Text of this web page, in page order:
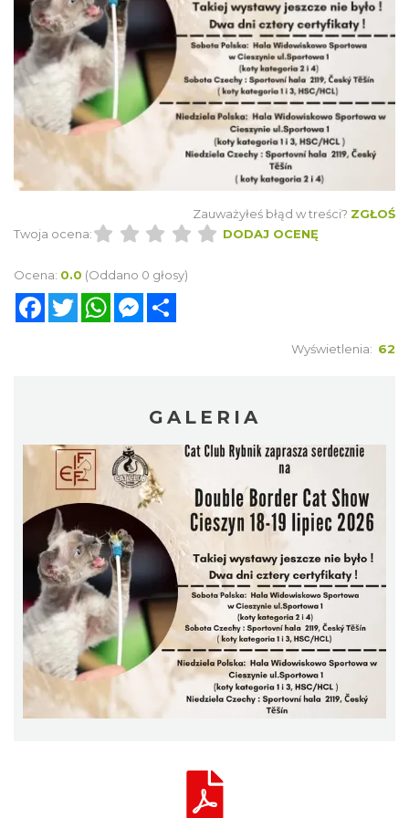
Zauważyłeś błąd w treści? ZGŁOŚ
Twoja ocena:
DODAJ OCENĘ
Ocena: 0.0 (Oddano 0 głosy)
FacebookTwitterWhatsAppMessenger
Wyświetlenia: 62
GALERIA